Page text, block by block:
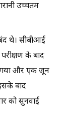
उच्चतम
थे। सीबीआई
के बाद
गया और एक जून
बाद
को सुनवाई